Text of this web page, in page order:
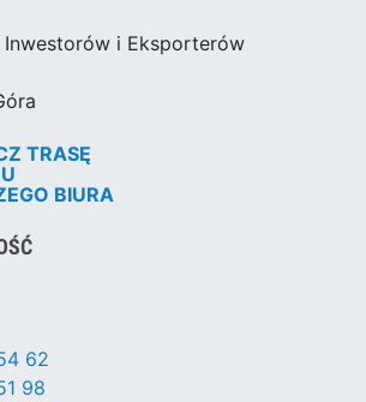
Inwestorów i Eksporterów
TRASĘ
BIURA
62
98